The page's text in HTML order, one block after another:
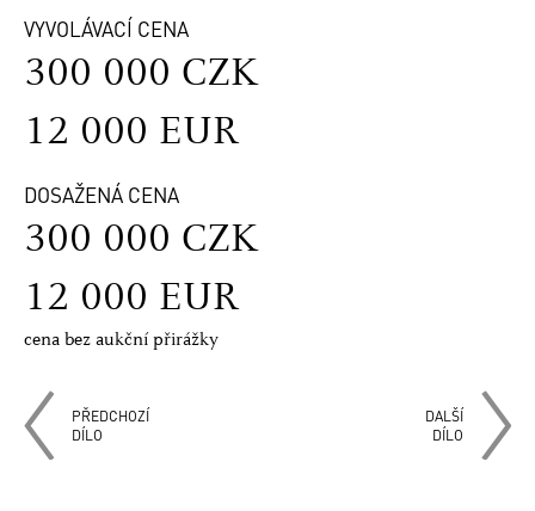
VYVOLÁVACÍ CENA
300 000 CZK
12 000 EUR
DOSAŽENÁ CENA
300 000 CZK
12 000 EUR
cena bez aukční přirážky
PŘEDCHOZÍ
DÍLO
DALŠÍ
DÍLO